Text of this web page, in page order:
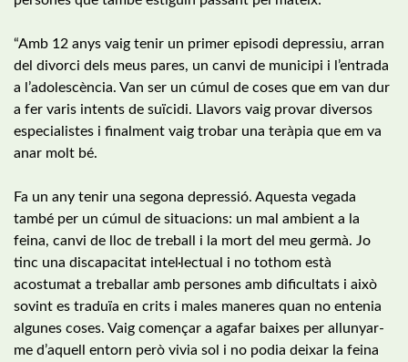
“Amb 12 anys vaig tenir un primer episodi depressiu, arran
del divorci dels meus pares, un canvi de municipi i l’entrada
a l’adolescència. Van ser un cúmul de coses que em van dur
a fer varis intents de suïcidi. Llavors vaig provar diversos
especialistes i finalment vaig trobar una teràpia que em va
anar molt bé.
Fa un any tenir una segona depressió. Aquesta vegada
també per un cúmul de situacions: un mal ambient a la
feina, canvi de lloc de treball i la mort del meu germà. Jo
tinc una discapacitat intel·lectual i no tothom està
acostumat a treballar amb persones amb dificultats i això
sovint es traduïa en crits i males maneres quan no entenia
algunes coses. Vaig començar a agafar baixes per allunyar-
me d’aquell entorn però vivia sol i no podia deixar la feina